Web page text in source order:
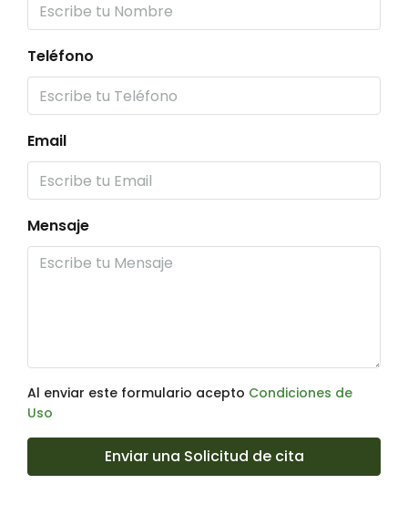
Teléfono
Email
Mensaje
Al enviar este formulario acepto Condiciones de
Uso
Enviar una Solicitud de cita